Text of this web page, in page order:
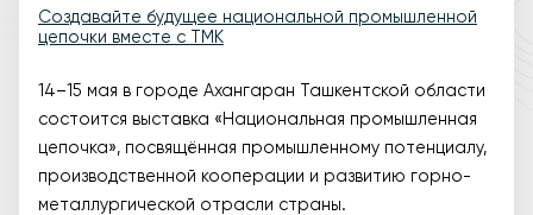
Создавайте будущее национальной промышленной
цепочки вместе с ТМК
14–15 мая в городе Ахангаран Ташкентской области
состоится выставка «Национальная промышленная
цепочка», посвящённая промышленному потенциалу,
производственной кооперации и развитию горно-
металлургической отрасли страны.